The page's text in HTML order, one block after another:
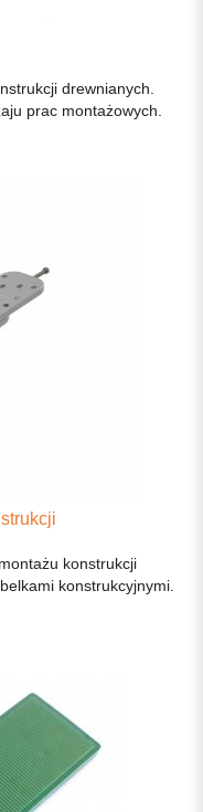
drewnianych.
prac montażowych.
konstrukcji
konstrukcyjnymi.